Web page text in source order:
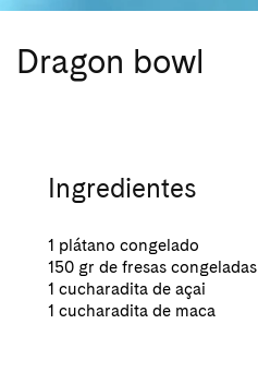
Dragon bowl
Ingredientes
1 plátano congelado
150 gr de fresas congeladas
1 cucharadita de açai
1 cucharadita de maca